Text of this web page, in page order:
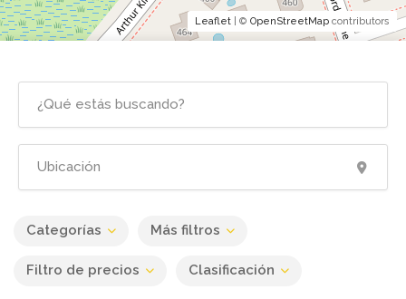
Categorías Más filtros
Filtro de precios Clasificación
Leaflet | © OpenStreetMap contributors